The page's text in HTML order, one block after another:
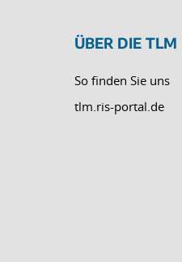
ÜBER DIE TLM
So finden Sie uns
tlm.ris-portal.de